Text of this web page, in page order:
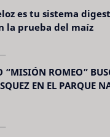
es tu sistema
la prueba del maíz
“MISIÓN ROMEO”
EN EL PARQUE